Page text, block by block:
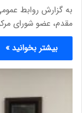
به گزارش روابط
مقدم، عضو شورای
بیشتر بخوانید »